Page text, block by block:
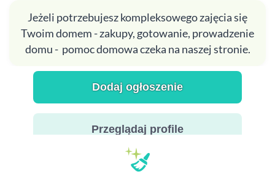
Jeżeli potrzebujesz kompleksowego zajęcia się
Twoim domem - zakupy, gotowanie, prowadzenie
domu - pomoc domowa czeka na naszej stronie.
Dodaj ogłoszenie
Przeglądaj profile